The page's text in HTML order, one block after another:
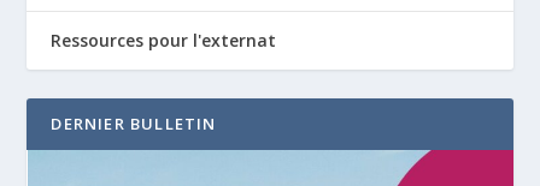
Ressources pour l'externat
DERNIER BULLETIN